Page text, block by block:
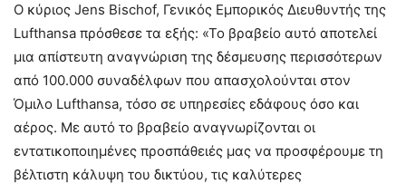
Ο κύριος Jens Bischof, Γενικός Εμπορικός Διευθυντής της
Lufthansa πρόσθεσε τα εξής: «Το βραβείο αυτό αποτελεί
μια απίστευτη αναγνώριση της δέσμευσης περισσότερων
από 100.000 συναδέλφων που απασχολούνται στον
Όμιλο Lufthansa, τόσο σε υπηρεσίες εδάφους όσο και
αέρος. Με αυτό το βραβείο αναγνωρίζονται οι
εντατικοποιημένες προσπάθειές μας να προσφέρουμε τη
βέλτιστη κάλυψη του δικτύου, τις καλύτερες